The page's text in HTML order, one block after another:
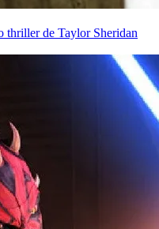
thriller de Taylor Sheridan